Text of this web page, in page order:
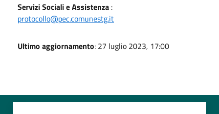
Servizi Sociali e Assistenza :
protocollo@pec.comunestg.it
Ultimo aggiornamento: 27 luglio 2023, 17:00